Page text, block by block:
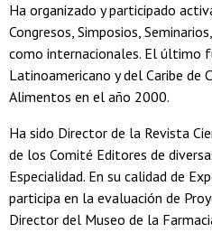
Ha organizado y participado
Congresos, Simposios,
como internacionales. El último
Latinoamericano y del Caribe de
Alimentos en el año 2000.
Ha sido Director de la Revista
de los Comité Editores de
Especialidad. En su calidad de
participa en la evaluación de
Director del Museo de la